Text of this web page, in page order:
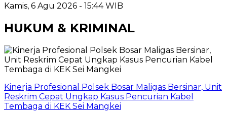
Kamis, 6 Agu 2026 - 15:44 WIB
HUKUM & KRIMINAL
Kinerja Profesional Polsek Bosar Maligas Bersinar, Unit
Reskrim Cepat Ungkap Kasus Pencurian Kabel
Tembaga di KEK Sei Mangkei